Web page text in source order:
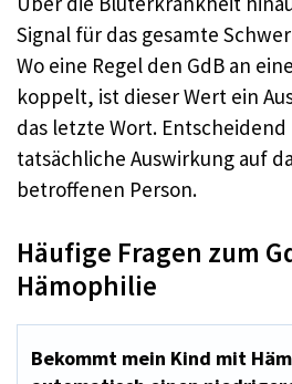
Signal für das gesamte
Wo eine Regel den GdB an
koppelt, ist dieser Wert ein
das letzte Wort.
tatsächliche Auswirkung auf
betroffenen Person.
Häufige Fragen zum
Hämophilie
Bekommt mein Kind mit